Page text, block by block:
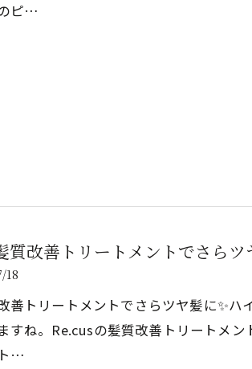
ピ…
質改善トリートメントでさらツ
18
善トリートメントでさらツヤ髪に✨
すね。Re.cusの髪質改善トリートメ
…